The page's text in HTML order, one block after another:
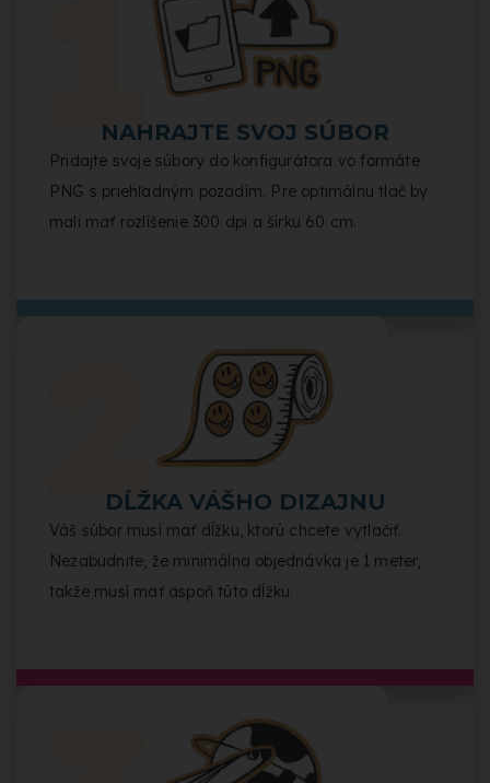
NAHRAJTE SVOJ SÚBOR
Pridajte svoje súbory do konfigurátora vo formáte
PNG s priehľadným pozadím. Pre optimálnu tlač by
mali mať rozlíšenie 300 dpi a šírku 60 cm.
DĹŽKA VÁŠHO DIZAJNU
Váš súbor musí mať dĺžku, ktorú chcete vytlačiť.
Nezabudnite, že minimálna objednávka je 1 meter,
takže musí mať aspoň túto dĺžku.